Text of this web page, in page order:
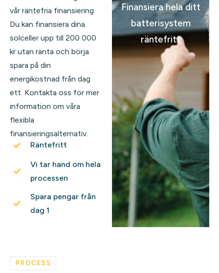
vår räntefria finansiering.
Du kan finansiera dina
solceller upp till 200 000
kr utan ränta och börja
spara på din
energikostnad från dag
ett. Kontakta oss för mer
information om våra
flexibla
finansieringsalternativ.
Räntefritt
Vi tar hand om hela
processen
Spara pengar från
dag 1
Finansiera hela ditt
batterisystem
räntefritt
PROCESS